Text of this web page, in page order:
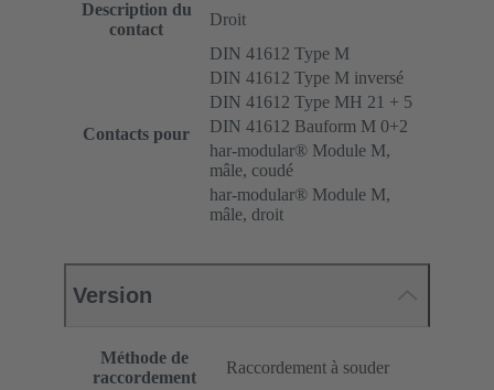
Description du
contact
Droit
Contacts pour
DIN 41612 Type M
DIN 41612 Type M inversé
DIN 41612 Type MH 21 + 5
DIN 41612 Bauform M 0+2
har-modular® Module M,
mâle, coudé
har-modular® Module M,
mâle, droit
Version
Méthode de
raccordement
Raccordement à souder